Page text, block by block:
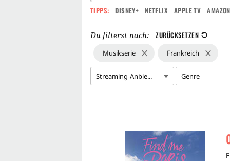
TIPPS: DISNEY+ NETFLIX APPLE TV
Du filterst nach: ZURÜCKSETZEN
Musikserie Frankreich
Streaming-Anbie... Genre